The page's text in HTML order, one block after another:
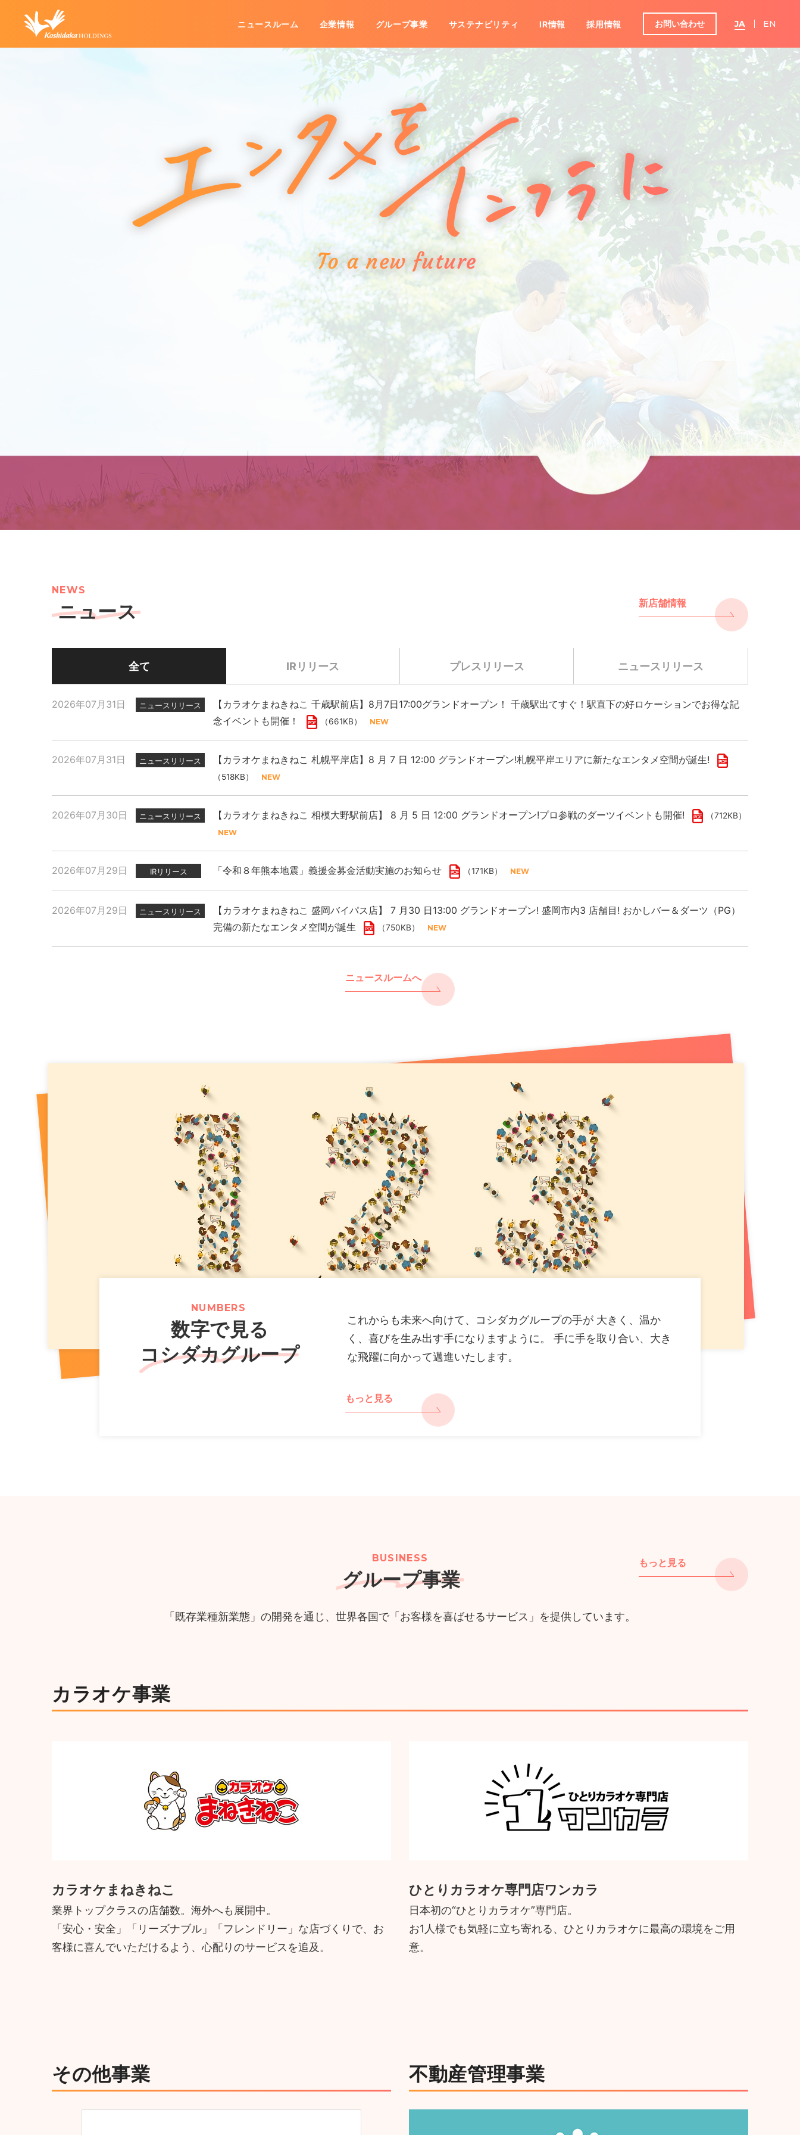
NEWS
ニュース 新店舗情報
全て IRリリース プレスリリース ニュースリリース
2026年07月31日 ニュースリリース
【カラオケまねきねこ 千歳駅前店】8月7日17:00グランドオープン！ 千歳駅出てすぐ！駅直下の好ロケーションでお得な記
念イベントも開催！
（661KB）
2026年07月31日 ニュースリリース 【カラオケまねきねこ 札幌平岸店】8 月 7 日 12:00 グランドオープン!札幌平岸エリアに新たなエンタメ空間が誕生!
（518KB）
2026年07月30日 ニュースリリース 【カラオケまねきねこ 相模大野駅前店】 8 月 5 日 12:00 グランドオープン!プロ参戦のダーツイベントも開催! （712KB）
2026年07月29日 IRリリース 「令和８年熊本地震」義援金募金活動実施のお知らせ （171KB）
2026年07月29日 ニュースリリース
【カラオケまねきねこ 盛岡バイパス店】 7 月30 日13:00 グランドオープン! 盛岡市内3 店舗目! おかしバー＆ダーツ（PG）
完備の新たなエンタメ空間が誕生
（750KB）
ニュースルームへ
2026年07月14日 PR 「カラオケまねきねこ」フィリピン出店に関するお知らせ （117KB）
2026年8月期第３四半期 決算補足説明資料
決算 2026年8月期 第３四半期決算短信〔日本基準〕(連結) （577KB）
適時開示 ２０２６年８月期（第57期）配当予想の修正に関するお知らせ （114KB）
一覧
2025年11月07日 プレスリリース 新上位ブランド「カラオケ金のまねきねこ」で大人のカラオケ利用を促進し市場拡大へ （789KB）
一覧
【カラオケまねきねこ 札幌平岸店】8 月 7 日 12:00 グランドオープン!札幌平岸エリアに新たなエンタメ空間が誕生!
ニュースリリース 【カラオケまねきねこ 相模大野駅前店】 8 月 5 日 12:00 グランドオープン!プロ参戦のダーツイベントも開催!
ニュースリリース
【カラオケまねきねこ 盛岡バイパス店】 7 月30 日13:00 グランドオープン! 盛岡市内3 店舗目! おかしバー＆ダーツ（PG）
完備の新たなエンタメ空間が誕生
（750KB）
ニュースリリース
【カラオケまねきねこ 古川台町店】7月30日 17:00 グランドオープン!おかしバーを宮城・大崎市初導入!来店するたび貯まる
スタンプカードキャンペーンを実施!
（1,244KB）
ニュースルームへ
NUMBERS
数字で見る
コシダカグループ
これからも未来へ向けて、コシダカグループの手が 大きく、温か
く、喜びを生み出す手になりますように。 手に手を取り合い、大き
な飛躍に向かって邁進いたします。
もっと見る
BUSINESS
グループ事業
「既存業種新業態」の開発を通じ、世界各国で「お客様を喜ばせるサービス」を提供しています。
もっと見る
カラオケ事業
カラオケまねきねこ
業界トップクラスの店舗数。海外へも展開中。
「安心・安全」「リーズナブル」「フレンドリー」な店づくりで、お
客様に喜んでいただけるよう、心配りのサービスを追及。
ひとりカラオケ専門店ワンカラ
日本初の“ひとりカラオケ”専門店。
お1人様でも気軽に立ち寄れる、ひとりカラオケに最高の環境をご用
意。
その他事業 不動産管理事業
お問い合わせ JA EN
ニュースルーム
グループ会社一覧 数字で見るコシダカグループ
企業情報
海外展開
グループ事業 サステナビリティ
IRライブラリ 株式情報 株主優待 IRカレンダー
IRよくあるご質問
電子公告 免責事項
IR情報 採用情報